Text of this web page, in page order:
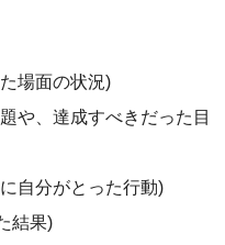
場面の状況)
や、達成すべきだった目
自分がとった行動)
結果)